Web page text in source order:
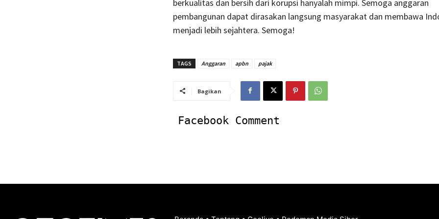
berkualitas dan bersih dari korupsi hanyalah mimpi. Semoga anggaran
pembangunan dapat dirasakan langsung masyarakat dan membawa
menjadi lebih sejahtera. Semoga!
TAGS Anggaran apbn pajak
Bagikan
Facebook Comment